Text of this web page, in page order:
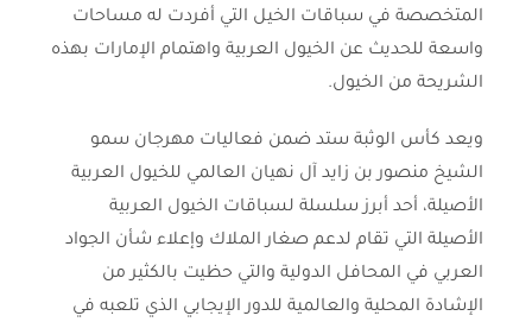
المتخصصة في سباقات الخيل التي أفردت له مساحات
واسعة للحديث عن الخيول العربية واهتمام الإمارات بهذه
الشريحة من الخيول.
ويعد كأس الوثبة ستد ضمن فعاليات مهرجان سمو
الشيخ منصور بن زايد آل نهيان العالمي للخيول العربية
الأصيلة، أحد أبرز سلسلة لسباقات الخيول العربية
الأصيلة التي تقام لدعم صغار الملاك وإعلاء شأن الجواد
العربي في المحافل الدولية والتي حظيت بالكثير من
الإشادة المحلية والعالمية للدور الإيجابي الذي تلعبه في